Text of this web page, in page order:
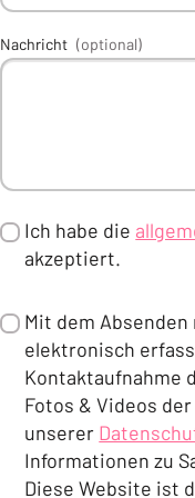
Nachricht (optional)
Ich habe die
akzeptiert.
Mit dem
elektronisch
Kontaktaufnahme
Fotos & Videos
unserer
(Öffnet in
Informationen zu
Diese Website ist